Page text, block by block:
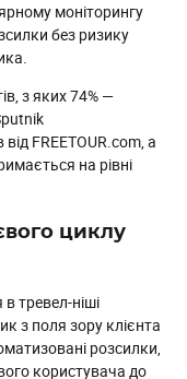
моніторингу
без ризику
з яких 74% —
FREETOUR.com, а
на рівні
циклу
тревел-ніші
з поля зору клієнта
розсилки,
користувача до